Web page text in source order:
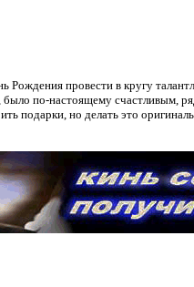
Рождения провести в кругу
по-настоящему счастливым,
подарки, но делать это